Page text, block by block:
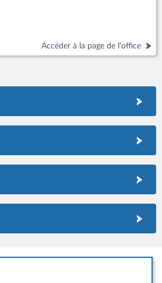
Accéder à la page de l'office